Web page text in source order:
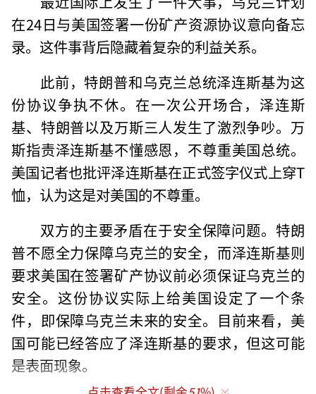
在24日与美国签署一份矿产资源协议意向备忘
录。这件事背后隐藏着复杂的利益关系。
此前，特朗普和乌克兰总统泽连斯基为这
份协议争执不休。在一次公开场合，泽连斯
基、特朗普以及万斯三人发生了激烈争吵。万
斯指责泽连斯基不懂感恩，不尊重美国总统。
美国记者也批评泽连斯基在正式签字仪式上穿T
恤，认为这是对美国的不尊重。
双方的主要矛盾在于安全保障问题。特朗
普不愿全力保障乌克兰的安全，而泽连斯基则
要求美国在签署矿产协议前必须保证乌克兰的
安全。这份协议实际上给美国设定了一个条
件，即保障乌克兰未来的安全。目前来看，美
国可能已经答应了泽连斯基的要求，但这可能
是表面现象。